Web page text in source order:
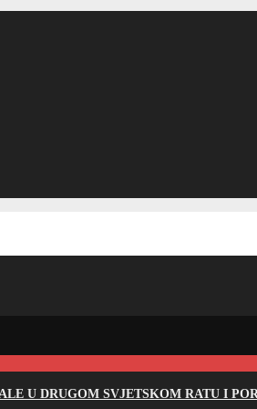
U DRUGOM SVJETSKOM RATU I